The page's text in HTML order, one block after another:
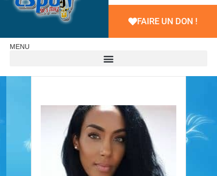
FAIRE UN DON !